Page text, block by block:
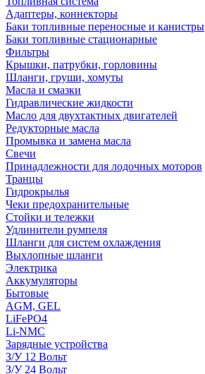
Адаптеры, коннекторы
Баки топливные переносные и канистры
Баки топливные стационарные
Фильтры
Крышки, патрубки, горловины
Шланги, груши, хомуты
Масла и смазки
Гидравлические жидкости
Масло для двухтактных двигателей
Редукторные масла
Промывка и замена масла
Свечи
Принадлежности для лодочных моторов
Транцы
Гидрокрылья
Чеки предохранительные
Стойки и тележки
Удлинители румпеля
Шланги для систем охлаждения
Выхлопные шланги
Электрика
Аккумуляторы
Бытовые
AGM, GEL
LiFePO4
Li-NMC
Зарядные устройства
З/У 12 Вольт
З/У 24 Вольт